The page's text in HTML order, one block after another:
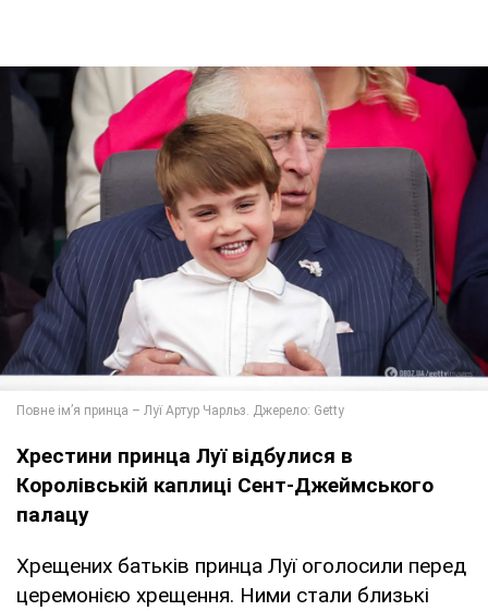
Хрестини принца Луї відбулися в
Королівській каплиці Сент-Джеймського
палацу
Хрещених батьків принца Луї оголосили перед
церемонією хрещення. Ними стали близькі